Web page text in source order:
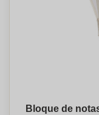
Bloque de